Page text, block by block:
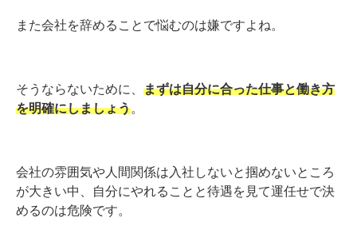
また会社を辞めることで悩むのは嫌ですよね。
そうならないために、 まずは自分に合った仕事と働き方
を明確にしましょう
会社の雰囲気や人間関係は入社しないと掴めないところ
が大きい中、自分にやれることと待遇を見て運任せで決
めるのは危険です。